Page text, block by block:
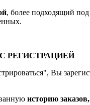
, более подходящий
РЕГИСТРАЦИЕЙ
Вы
историю заказов,